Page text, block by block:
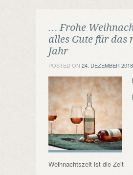
… Frohe
alles Gute für das
Jahr
POSTED ON 24. DEZEMBER 2018
Weihnachtszeit ist die Zeit